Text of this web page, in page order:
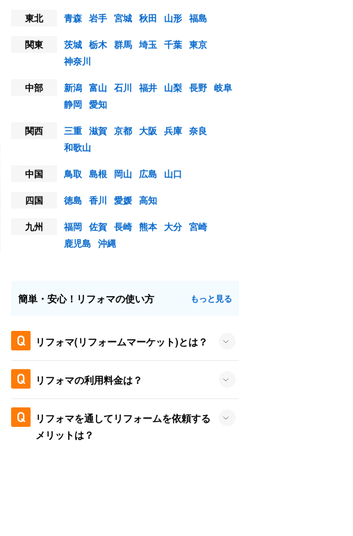
東北
青森 岩手 宮城 秋田 山形 福島
関東
茨城 栃木 群馬 埼玉 千葉 東京
神奈川
中部
新潟 富山 石川 福井 山梨 長野 岐阜
静岡 愛知
関西
三重 滋賀 京都 大阪 兵庫 奈良
和歌山
中国
鳥取 島根 岡山 広島
山口
四国
徳島 香川 愛媛 高知
九州
福岡 佐賀 長崎 熊本 大分 宮崎
鹿児島 沖縄
簡単・安心！リフォマの使い方 もっと見る
リフォマ(リフォームマーケット)とは？
リフォマの利用料金は？
リフォマを通してリフォームを依頼する
メリットは？